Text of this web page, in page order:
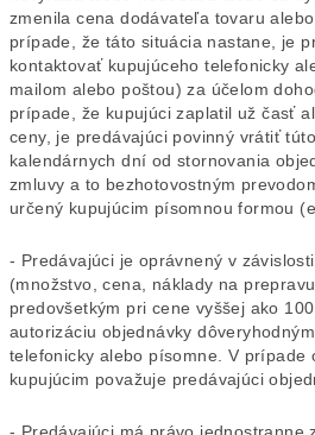
zmenila cena dodávateľa tovaru
prípade, že táto situácia nastane, je
kontaktovať kupujúceho telefonicky
mailom alebo poštou) za účelom
prípade, že kupujúci zaplatil už časť
ceny, je predávajúci povinný vrátiť
kalendárnych dní od stornovania
zmluvy a to bezhotovostným
určený kupujúcim písomnou formou
- Predávajúci je oprávnený v
(množstvo, cena, náklady na
predovšetkým pri cene vyššej ako
autorizáciu objednávky
telefonicky alebo písomne. V prípade
kupujúcim považuje predávajúci